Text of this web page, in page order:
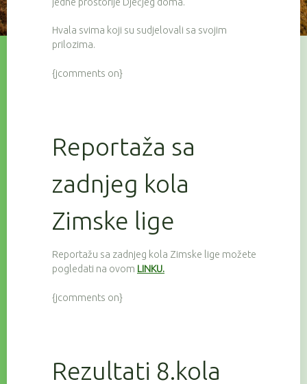
Hvala svima koji su sudjelovali sa svojim
prilozima.
{jcomments on}
Reportaža sa
zadnjeg kola
Zimske lige
Reportažu sa zadnjeg kola Zimske lige možete
pogledati na ovom LINKU.
{jcomments on}
Rezultati 8.kola